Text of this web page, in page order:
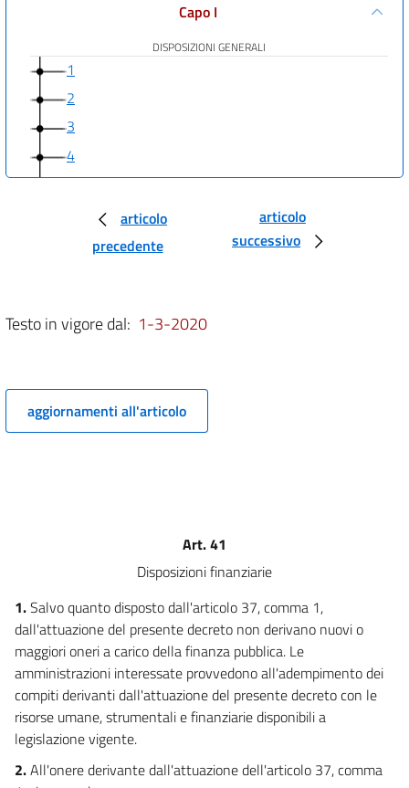
Capo I
DISPOSIZIONI GENERALI
1
2
3
4
5
8
11
Capo III
16
17
18
19
Capo IV
utilizzatori
articolo
precedente
articolo
successivo
Testo in vigore dal: 1-3-2020
aggiornamenti all'articolo
Art. 41
Disposizioni finanziarie
1.Salvo quanto disposto dall'articolo 37, comma 1,
dall'attuazione del presente decreto non derivano nuovi o
maggiori oneri a carico della finanza pubblica. Le
amministrazioni interessate provvedono all'adempimento dei
compiti derivanti dall'attuazione del presente decreto con le
risorse umane, strumentali e finanziarie disponibili a
legislazione vigente.
2.All'onere derivante dall'attuazione dell'articolo 37, comma